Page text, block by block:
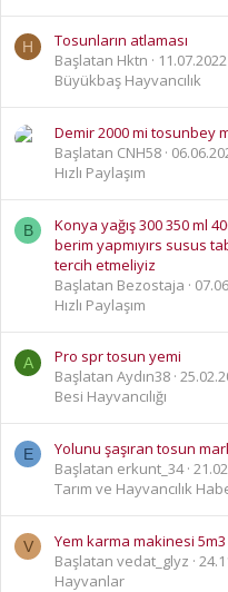
H
Tosunların atlaması
Başlatan Hktn
11.07.2022
Büyükbaş Hayvancılık
Demir 2000 mi tosunbey
Başlatan CNH58
Hızlı Paylaşım
B
Konya yağış 300 350 ml
berim yapmıyırs susus
tercih etmeliyiz
Başlatan Bezostaja
Hızlı Paylaşım
A
Pro spr tosun yemi
Başlatan Aydın38
Besi Hayvancılığı
E
Yolunu şaşıran tosun
Başlatan erkunt_34
Tarım ve Hayvancılık
V
Yem karma makinesi
Başlatan vedat_glyz
Hayvanlar